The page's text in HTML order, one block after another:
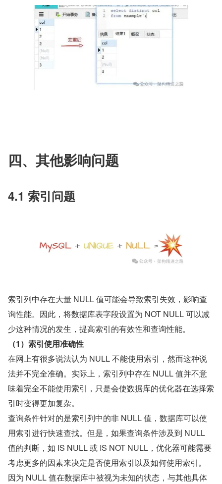
四、其他影响问题
4.1 索引问题
索引列中存在大量 NULL 值可能会导致索引失效，影响查
询性能。因此，将数据库表字段设置为 NOT NULL 可以减
少这种情况的发生，提高索引的有效性和查询性能。
（1）索引使用准确性
在网上有很多说法认为 NULL 不能使用索引，然而这种说
法并不完全准确。实际上，索引列中存在 NULL 值并不意
味着完全不能使用索引，只是会使数据库的优化器在选择索
引时变得更加复杂。
查询条件针对的是索引列中的非 NULL 值，数据库可以使
用索引进行快速查找。但是，如果查询条件涉及到 NULL
值的判断，如 IS NULL 或 IS NOT NULL，优化器可能需要
考虑更多的因素来决定是否使用索引以及如何使用索引。
因为 NULL 值在数据库中被视为未知的状态，与其他具体